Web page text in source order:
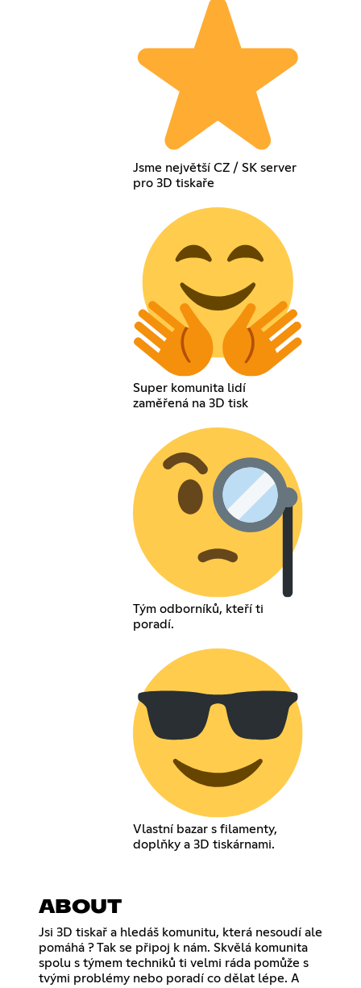
Jsme největší CZ / SK server
pro 3D tiskaře
Super komunita lidí
zaměřená na 3D tisk
Tým odborníků, kteří ti
poradí.
Vlastní bazar s filamenty,
doplňky a 3D tiskárnami.
ABOUT
Jsi 3D tiskař a hledáš komunitu, která nesoudí ale
pomáhá ? Tak se připoj k nám. Skvělá komunita
spolu s týmem techniků ti velmi ráda pomůže s
tvými problémy nebo poradí co dělat lépe. A